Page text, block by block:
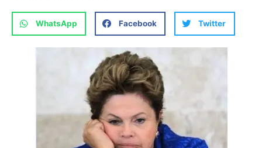
WhatsApp Facebook Twitter